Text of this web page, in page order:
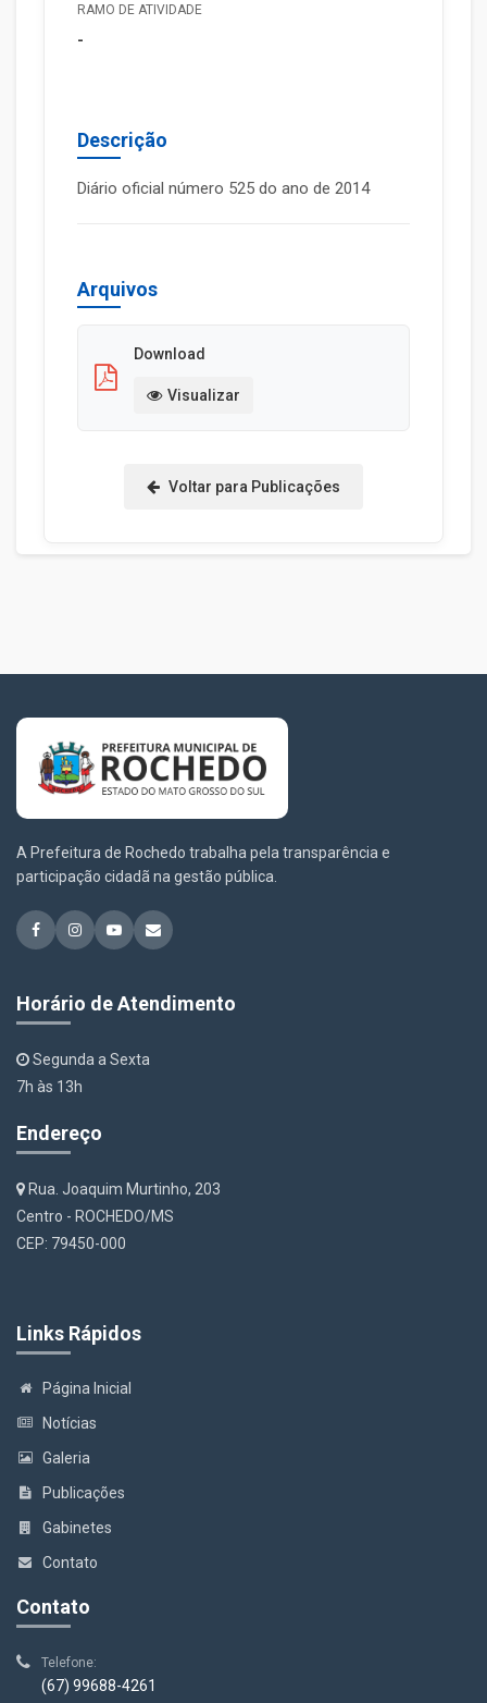
RAMO DE ATIVIDADE
-
Descrição
Diário oficial número 525 do ano de 2014
Arquivos
Download
Visualizar
Voltar para Publicações
A Prefeitura de Rochedo trabalha pela transparência e
participação cidadã na gestão pública.
Horário de Atendimento
Segunda a Sexta
7h às 13h
Endereço
Rua. Joaquim Murtinho, 203
Centro - ROCHEDO/MS
CEP: 79450-000
Links Rápidos
Página Inicial
Notícias
Galeria
Publicações
Gabinetes
Contato
Contato
Telefone:
(67) 99688-4261